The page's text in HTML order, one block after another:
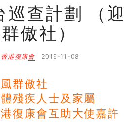
巡查計劃 （迎
傲社）
香港復康會 2019-11-08
群傲社
殘疾人士及家屬
復康會互助大使嘉許